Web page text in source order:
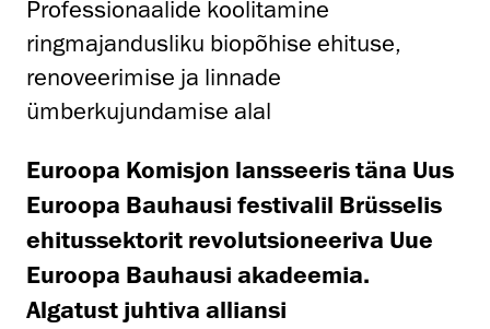
Professionaalide koolitamine
ringmajandusliku biopõhise ehituse,
renoveerimise ja linnade
ümberkujundamise alal
Euroopa Komisjon lansseeris täna Uus
Euroopa Bauhausi festivalil Brüsselis
ehitussektorit revolutsioneeriva Uue
Euroopa Bauhausi akadeemia.
Algatust juhtiva alliansi